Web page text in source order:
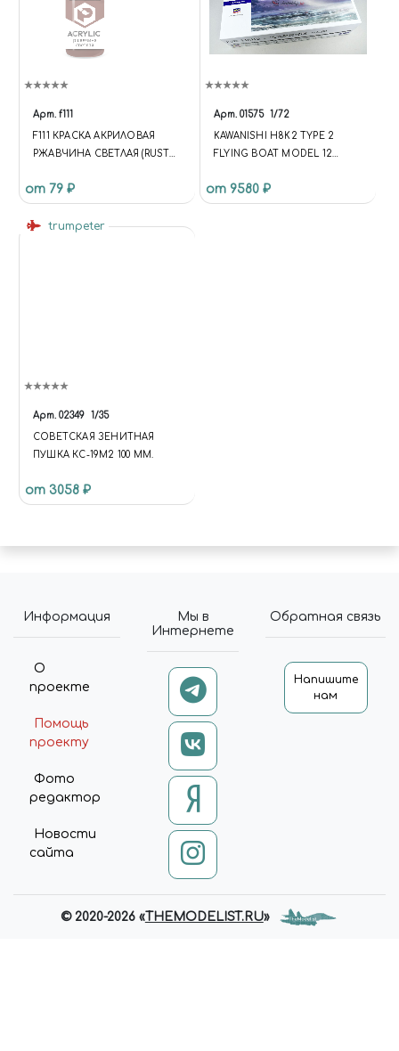
Арт. f111
F111 КРАСКА АКРИЛОВАЯ
РЖАВЧИНА СВЕТЛАЯ (RUST
от 79 ₽
Арт. 01575 1/72
KAWANISHI H8K2 TYPE 2
FLYING BOAT MODEL 12
HASEGAWA
от 9580 ₽
trumpeter
Арт. 02349 1/35
СОВЕТСКАЯ ЗЕНИТНАЯ
ПУШКА КС-19М2 100 ММ.
от 3058 ₽
Информация
О
проекте
Помощь
проекту
Фото
редактор
Новости
сайта
Мы в
Интернете
Обратная связь
Напишите
нам
© 2020-2026 «THEMODELIST.RU»